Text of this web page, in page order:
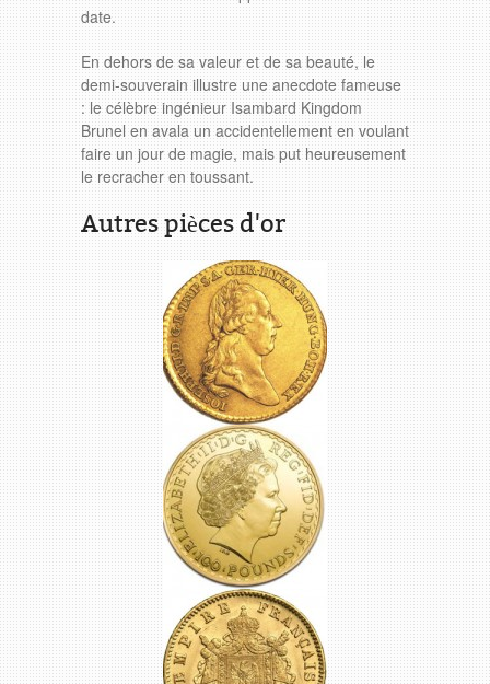
date.
En dehors de sa valeur et de sa beauté, le
demi-souverain illustre une anecdote fameuse
: le célèbre ingénieur Isambard Kingdom
Brunel en avala un accidentellement en voulant
faire un jour de magie, mais put heureusement
le recracher en toussant.
Autres pièces d'or